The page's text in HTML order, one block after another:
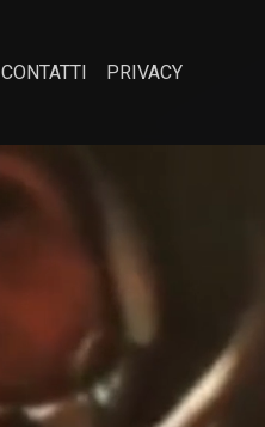
CONTATTI PRIVACY